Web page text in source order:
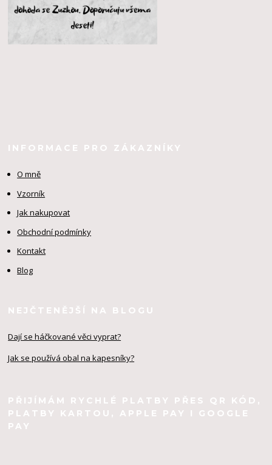
INFORMACE PRO ZÁKAZNÍKY
O mně
Vzorník
Jak nakupovat
Obchodní podmínky
Kontakt
Blog
NEJČTENĚJŠÍ NA BLOGU
Dají se háčkované věci vyprat?
Jak se používá obal na kapesníky?
PŘIJÍMÁM RYCHLÉ PLATBY PŘES QR KÓD,
PLATBY KARTOU, APPLE PAY I GOOGLE
PAY